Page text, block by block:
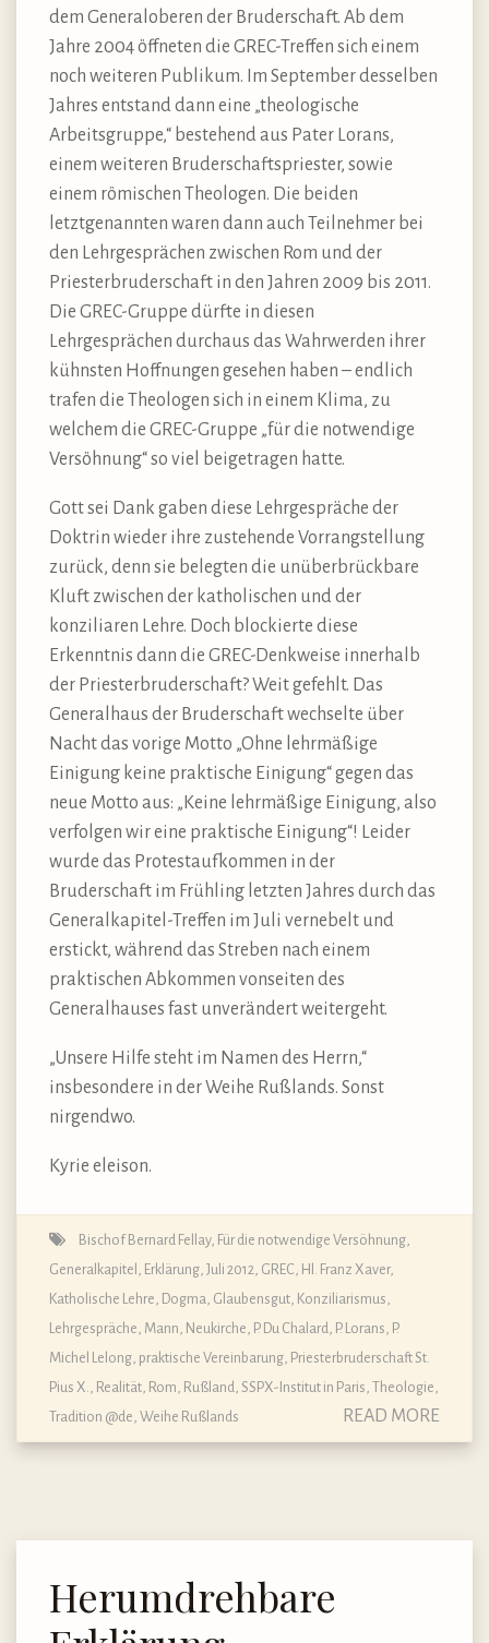
dem Generaloberen der Bruderschaft. Ab dem
Jahre 2004 öffneten die GREC-Treffen sich einem
noch weiteren Publikum. Im September desselben
Jahres entstand dann eine „theologische
Arbeitsgruppe,“ bestehend aus Pater Lorans,
einem weiteren Bruderschaftspriester, sowie
einem römischen Theologen. Die beiden
letztgenannten waren dann auch Teilnehmer bei
den Lehrgesprächen zwischen Rom und der
Priesterbruderschaft in den Jahren 2009 bis 2011.
Die GREC-Gruppe dürfte in diesen
Lehrgesprächen durchaus das Wahrwerden ihrer
kühnsten Hoffnungen gesehen haben – endlich
trafen die Theologen sich in einem Klima, zu
welchem die GREC-Gruppe „für die notwendige
Versöhnung“ so viel beigetragen hatte.
Gott sei Dank gaben diese Lehrgespräche der
Doktrin wieder ihre zustehende Vorrangstellung
zurück, denn sie belegten die unüberbrückbare
Kluft zwischen der katholischen und der
konziliaren Lehre. Doch blockierte diese
Erkenntnis dann die GREC-Denkweise innerhalb
der Priesterbruderschaft? Weit gefehlt. Das
Generalhaus der Bruderschaft wechselte über
Nacht das vorige Motto „Ohne lehrmäßige
Einigung keine praktische Einigung“ gegen das
neue Motto aus: „Keine lehrmäßige Einigung, also
verfolgen wir eine praktische Einigung“! Leider
wurde das Protestaufkommen in der
Bruderschaft im Frühling letzten Jahres durch das
Generalkapitel-Treffen im Juli vernebelt und
erstickt, während das Streben nach einem
praktischen Abkommen vonseiten des
Generalhauses fast unverändert weitergeht.
„Unsere Hilfe steht im Namen des Herrn,“
insbesondere in der Weihe Rußlands. Sonst
nirgendwo.
Kyrie eleison.
Bischof Bernard Fellay, Für die notwendige Versöhnung,
Generalkapitel, Erklärung, Juli 2012, GREC, Hl. Franz Xaver,
Katholische Lehre, Dogma, Glaubensgut, Konziliarismus,
Lehrgespräche, Mann, Neukirche, P. Du Chalard, P. Lorans, P.
Michel Lelong, praktische Vereinbarung, Priesterbruderschaft St.
Pius X., Realität, Rom, Rußland, SSPX-Institut in Paris, Theologie,
Tradition @de, Weihe Rußlands READ MORE
Herumdrehbare